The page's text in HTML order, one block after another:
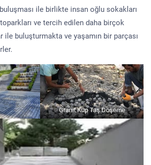
ile birlikte insan oğlu sokakları
ve tercih edilen daha birçok
ile buluşturmakta ve yaşamın bir parçası
Granit Küp Taş Döşeme